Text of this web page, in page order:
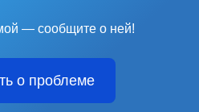
— сообщите о ней!
о проблеме